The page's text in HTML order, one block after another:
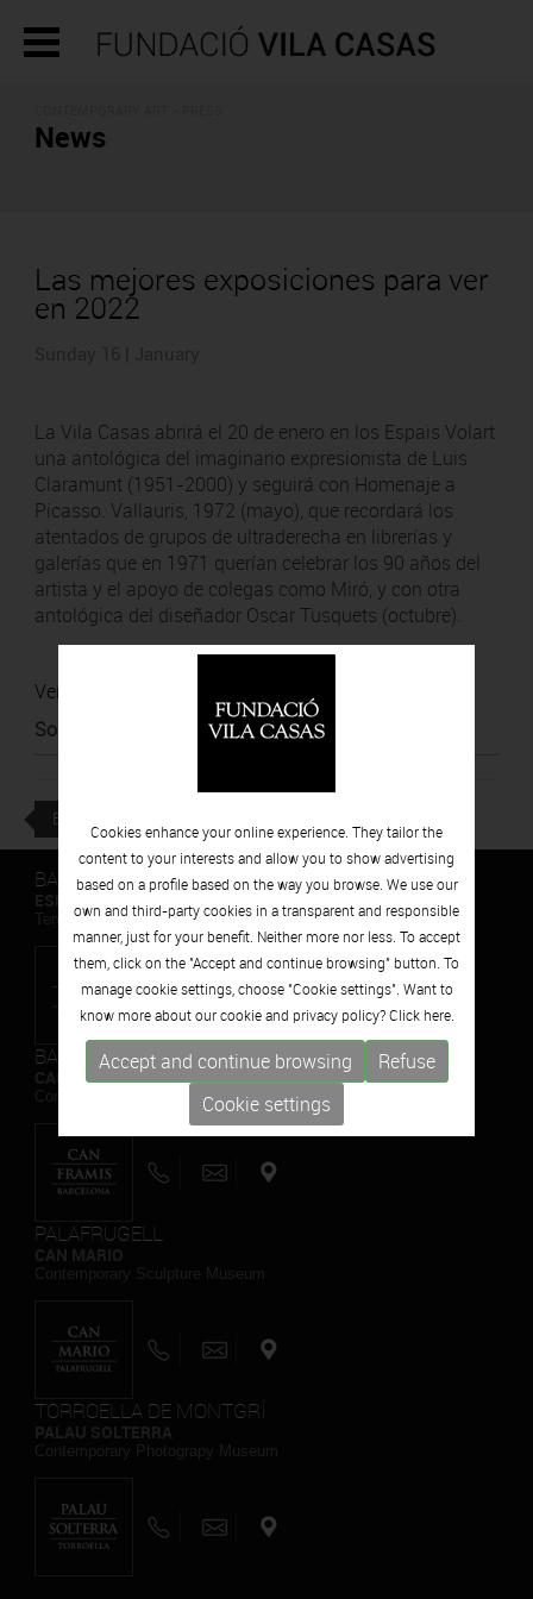
News
Las mejores exposiciones para ver
en 2022
La Vila Casas abrirá el 20 de enero en los Espais Volart
una antológica del imaginario expresionista de Luis
Claramunt (1951-2000) y seguirá con Homenaje a
Picasso. Vallauris, 1972 (mayo), que recordará los
atentados de grupos de ultraderecha en librerías y
galerías que en 1971 querían celebrar los 90 años del
artista y el apoyo de colegas como Miró, y con otra
antológica del diseñador Oscar Tusquets (octubre).
Ver noticia
Source
La Opinión de Málaga
BACK
BARCELONA
ESPAIS VOLART
Temporary Contemporary Art Exhibitions
BARCELONA
CAN FRAMIS
Contemporary Painting Museum
PALAFRUGELL
TORROELLA DE MONTGRÍ
Cookies enhance your online experience. They tailor the
content to your interests and allow you to show advertising
based on a profile based on the way you browse. We use our
own and third-party cookies in a transparent and responsible
manner, just for your benefit. Neither more nor less. To accept
them, click on the "Accept and continue browsing" button. To
manage cookie settings, choose "Cookie settings". Want to
know more about our cookie and privacy policy? Click here.
Accept and continue browsing
Refuse
Cookie settings